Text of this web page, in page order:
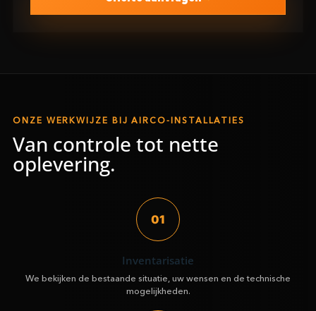
ONZE WERKWIJZE BIJ AIRCO-INSTALLATIES
Van controle tot nette
oplevering.
01
Inventarisatie
We bekijken de bestaande situatie, uw wensen en de technische
mogelijkheden.